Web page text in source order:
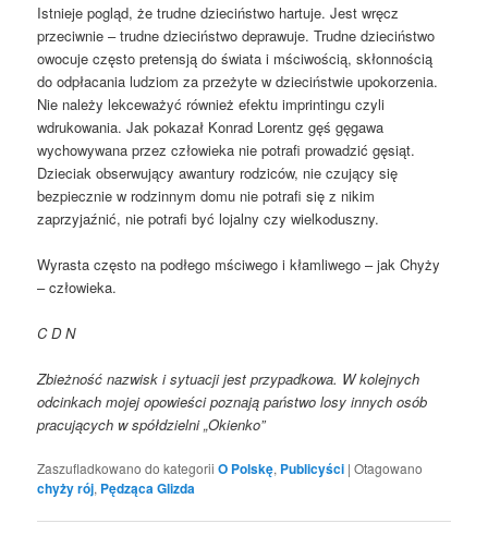
Istnieje pogląd, że trudne dzieciństwo hartuje. Jest wręcz
przeciwnie – trudne dzieciństwo deprawuje. Trudne dzieciństwo
owocuje często pretensją do świata i mściwością, skłonnością
do odpłacania ludziom za przeżyte w dzieciństwie upokorzenia.
Nie należy lekceważyć również efektu imprintingu czyli
wdrukowania. Jak pokazał Konrad Lorentz gęś gęgawa
wychowywana przez człowieka nie potrafi prowadzić gęsiąt.
Dzieciak obserwujący awantury rodziców, nie czujący się
bezpiecznie w rodzinnym domu nie potrafi się z nikim
zaprzyjaźnić, nie potrafi być lojalny czy wielkoduszny.
Wyrasta często na podłego mściwego i kłamliwego – jak Chyży
– człowieka.
C D N
Zbieżność nazwisk i sytuacji jest przypadkowa. W kolejnych
odcinkach mojej opowieści poznają państwo losy innych osób
pracujących w spółdzielni „Okienko”
Zaszufladkowano do kategorii O Polskę, Publicyści |Otagowano
chyży rój, Pędząca Glizda